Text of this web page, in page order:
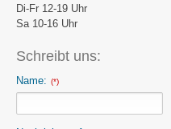
Di-Fr 12-19 Uhr
Sa 10-16 Uhr
Schreibt uns:
Name: (*)